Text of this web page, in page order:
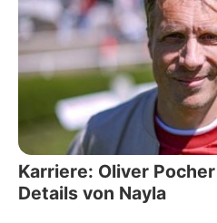
Karriere: Oliver
Details von Nayla